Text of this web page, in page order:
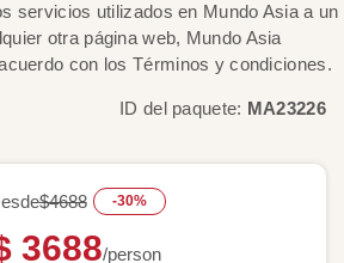
servicios utilizados en Mundo Asia a un
otra página web, Mundo Asia
con los Términos y condiciones.
ID del paquete: MA23226
$4688 -30%
3688/person